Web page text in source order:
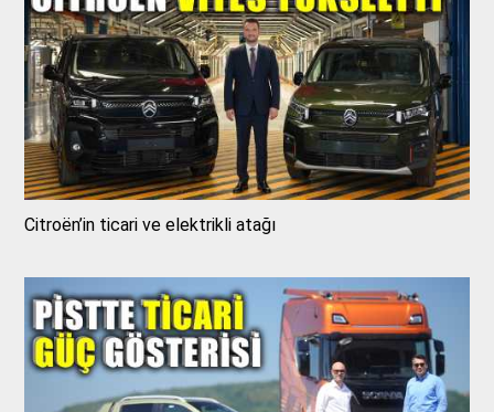
Citroën’in ticari ve elektrikli atağı